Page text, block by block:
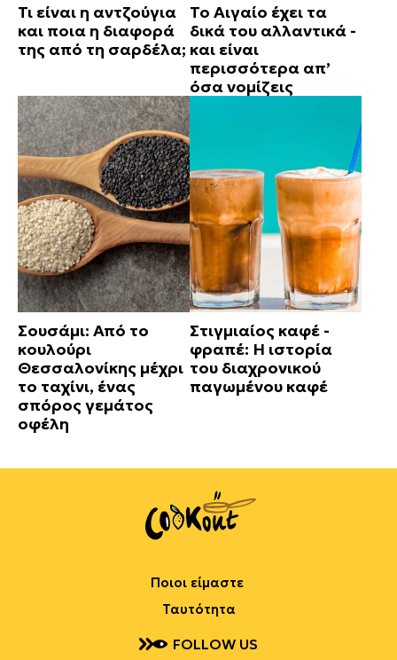
Τι είναι η αντζούγια
και ποια η διαφορά
της από τη σαρδέλα;
Το Αιγαίο έχει τα
δικά του αλλαντικά -
και είναι
περισσότερα απ’
όσα νομίζεις
Σουσάμι: Από το
κουλούρι
Θεσσαλονίκης μέχρι
το ταχίνι, ένας
σπόρος γεμάτος
οφέλη
Στιγμιαίος καφέ -
φραπέ: Η ιστορία
του διαχρονικού
παγωμένου καφέ
Ποιοι είμαστε
Ταυτότητα
FOLLOW US